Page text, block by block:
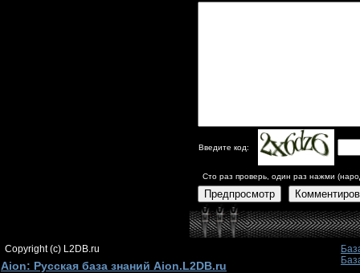
Введите код:
Сто раз проверь, один раз нажми
Предпросмотр
Copyright (c) L2DB.ru
Aion: Русская база знаний Aion.L2DB.ru